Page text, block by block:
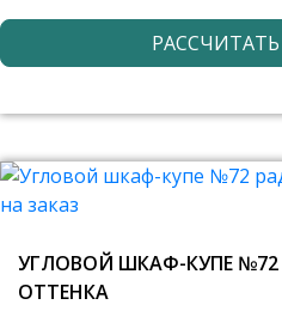
УГЛОВОЙ ШКАФ-КУПЕ
ОТТЕНКА